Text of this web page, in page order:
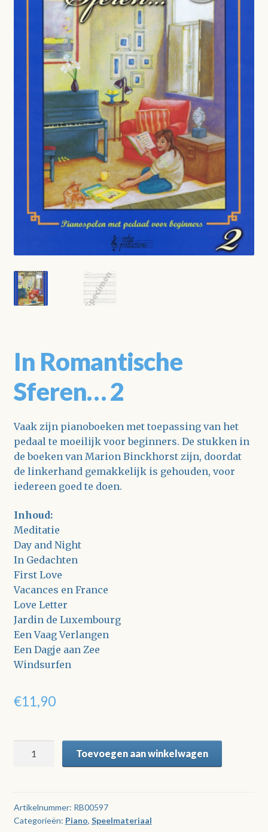
In Romantische
Sferen… 2
Vaak zijn pianoboeken met toepassing van het
pedaal te moeilijk voor beginners. De stukken in
de boeken van Marion Binckhorst zijn, doordat
de linkerhand gemakkelijk is gehouden, voor
iedereen goed te doen.
Inhoud:
Meditatie
Day and Night
In Gedachten
First Love
Vacances en France
Love Letter
Jardin de Luxembourg
Een Vaag Verlangen
Een Dagje aan Zee
Windsurfen
€11,90
2
aantal
Toevoegen aan winkelwagen
Artikelnummer: RB00597
Categorieën: Piano, Speelmateriaal